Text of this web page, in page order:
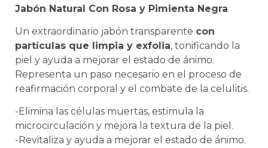
Jabón Natural Con Rosa y Pimienta Negra
Un extraordinario jabón transparente con
partículas que limpia y exfolia, tonificando la
piel y ayuda a mejorar el estado de ánimo.
Representa un paso necesario en el proceso de
reafirmación corporal y el combate de la celulitis.
-Elimina las células muertas, estimula la
microcirculación y mejora la textura de la piel.
-Revitaliza y ayuda a mejorar el estado de ánimo.